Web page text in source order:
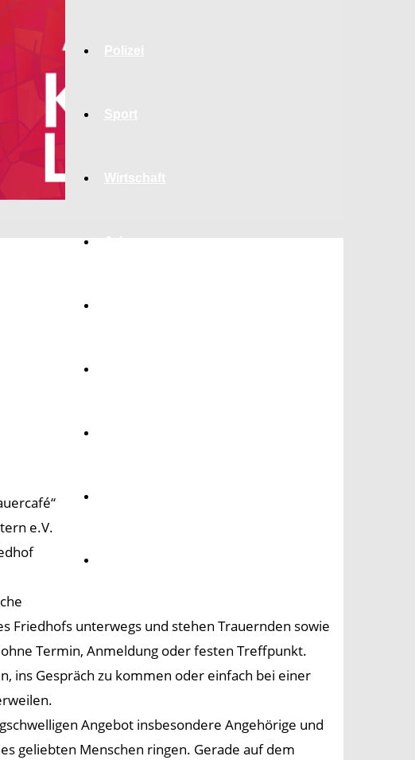
Jobs
e.V.
Friedhofs unterwegs und stehen Trauernden sowie
Termin, Anmeldung oder festen Treffpunkt.
ins Gespräch zu kommen oder einfach bei einer
Angebot insbesondere Angehörige und
geliebten Menschen ringen. Gerade auf dem